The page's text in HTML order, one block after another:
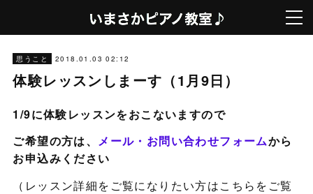
思うこと 2018.01.03 02:12
体験レッスンしまーす（1月9日）
1/9に体験レッスンをおこないますので
ご希望の方は、 メール・お問い合わせフォームから
お申込みください
（レッスン詳細をご覧になりたい方はこちらをご覧